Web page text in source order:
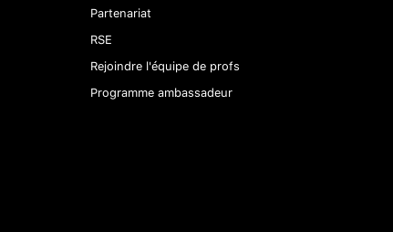
Partenariat
RSE
Rejoindre l'équipe de profs
Programme ambassadeur